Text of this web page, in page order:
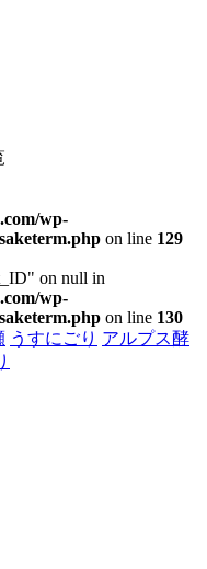
wp-
on line 129
on null in
wp-
on line 130
うすにごり アルプス酵